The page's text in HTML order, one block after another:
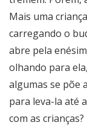
Mais uma
carregando o
abre pela
olhando para
algumas se põe
para leva-la até
com as crianças?